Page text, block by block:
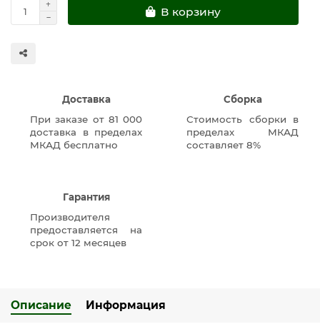
В корзину
Доставка
При заказе от 81 000
доставка в пределах
МКАД бесплатно
Сборка
Стоимость сборки в
пределах МКАД
составляет 8%
Гарантия
Производителя
предоставляется на
срок от 12 месяцев
Описание Информация